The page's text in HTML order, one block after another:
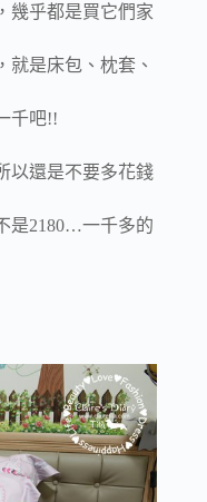
幾乎都是買它們家
就是床包、枕套、
千吧!!
以還是不要多花錢
是2180…一千多的